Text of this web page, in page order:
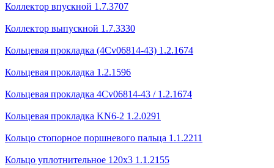
Коллектор впускной 1.7.3707
Коллектор выпускной 1.7.3330
Кольцевая прокладка (4Сv06814-43) 1.2.1674
Кольцевая прокладка 1.2.1596
Кольцевая прокладка 4Cv06814-43 / 1.2.1674
Кольцевая прокладка KN6-2 1.2.0291
Кольцо стопорное поршневого пальца 1.1.2211
Кольцо уплотнительное 120х3 1.1.2155